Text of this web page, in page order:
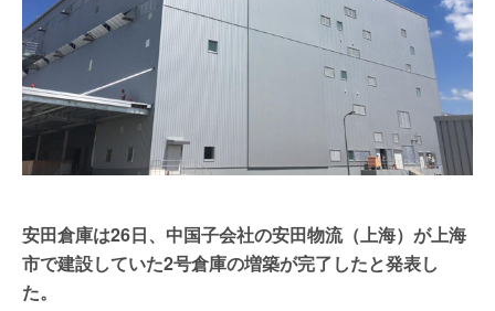
安田倉庫は26日、中国子会社の安田物流（上海）が上海
市で建設していた2号倉庫の増築が完了したと発表し
た。